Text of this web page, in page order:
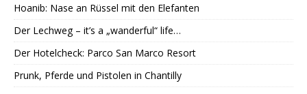
Hoanib: Nase an Rüssel mit den Elefanten
Der Lechweg – it’s a „wanderful“ life…
Der Hotelcheck: Parco San Marco Resort
Prunk, Pferde und Pistolen in Chantilly